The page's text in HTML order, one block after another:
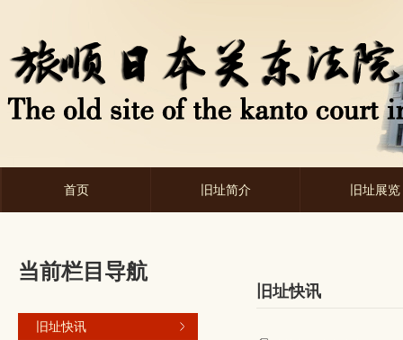
首页 旧址简介 旧址展览
当前栏目导航
旧址快讯
旧址快讯